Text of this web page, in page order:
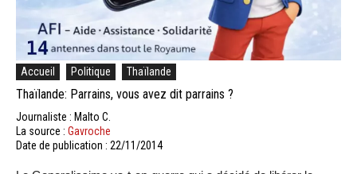
Accueil Politique Thaïlande
Thaïlande: Parrains, vous avez dit parrains ?
Journaliste : Malto C.
La source : Gavroche
Date de publication : 22/11/2014